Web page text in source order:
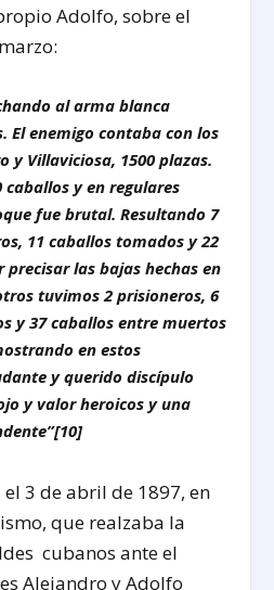
Adolfo, sobre el
al arma blanca
El enemigo contaba con los
y Villaviciosa, 1500 plazas.
caballos y en regulares
fue brutal. Resultando 7
11 caballos tomados y 22
las bajas hechas en
tuvimos 2 prisioneros, 6
y 37 caballos entre muertos
en estos
y querido discípulo
y valor heroicos y una
[10]
3 de abril de 1897, en
que realzaba la
cubanos ante el
Alejandro y Adolfo